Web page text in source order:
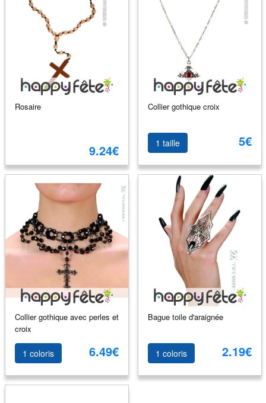
Rosaire
9.24€
Collier gothique croix
1 taille 5€
Collier gothique avec perles et
croix
1 coloris 6.49€
Bague toile d'araignée
1 coloris 2.19€